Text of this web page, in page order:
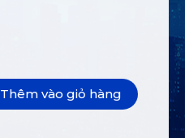
Thêm vào giỏ hàng